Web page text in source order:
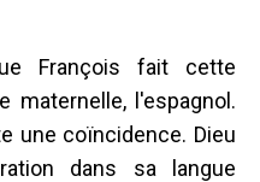
François fait cette
maternelle, l'espagnol.
une coïncidence. Dieu
dans sa langue